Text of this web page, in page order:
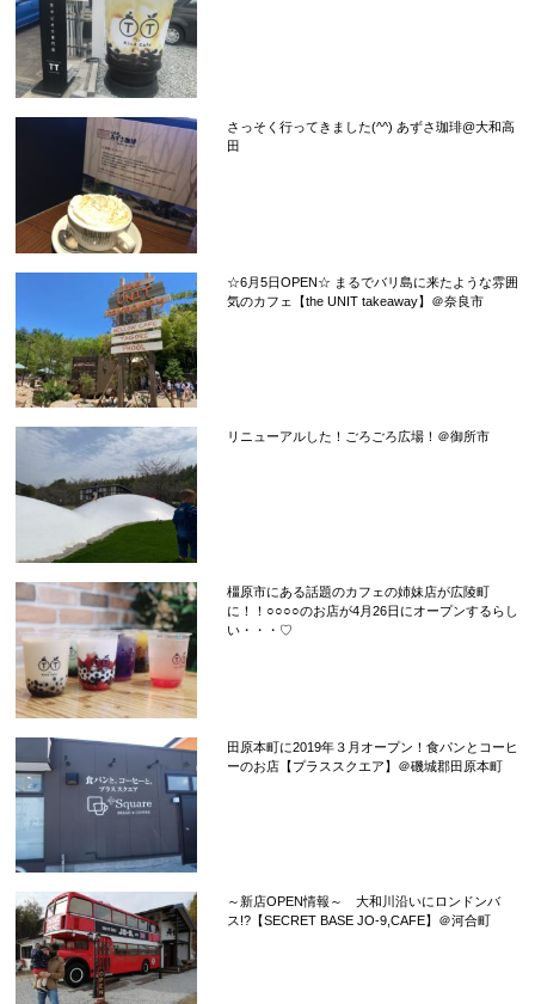
さっそく行ってきました(^^) あずさ珈琲@大和高
田
☆6月5日OPEN☆ まるでバリ島に来たような雰囲
気のカフェ【the UNIT takeaway】＠奈良市
リニューアルした！ごろごろ広場！＠御所市
橿原市にある話題のカフェの姉妹店が広陵町
に！！○○○○のお店が4月26日にオープンするらし
い・・・♡
田原本町に2019年３月オープン！食パンとコーヒ
ーのお店【プラススクエア】＠磯城郡田原本町
～新店OPEN情報～ 大和川沿いにロンドンバ
ス!?【SECRET BASE JO-9,CAFE】＠河合町